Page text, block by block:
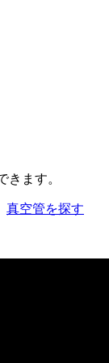
きます。
真空管を探す